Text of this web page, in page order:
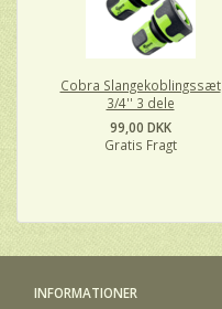
Cobra Slangekoblingssæt
3/4'' 3 dele
99,00 DKK
Gratis Fragt
INFORMATIONER